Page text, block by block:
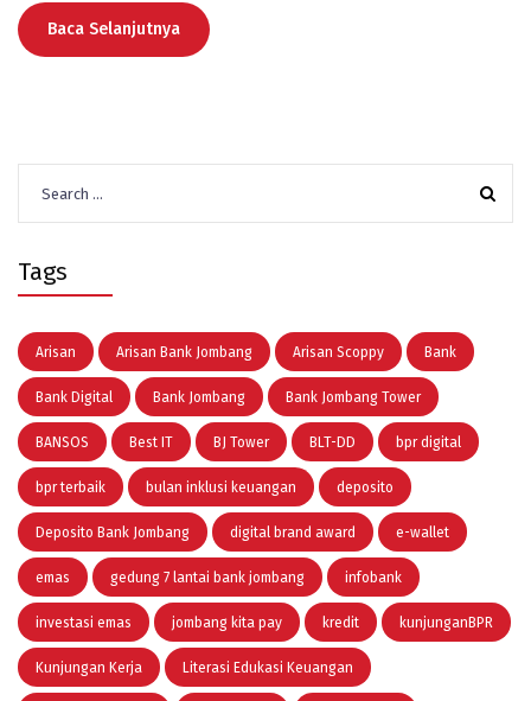
Baca Selanjutnya
for:
Tags
Arisan Arisan Bank Jombang Arisan Scoppy Bank
Bank Digital Bank Jombang Bank Jombang Tower
BANSOS Best IT BJ Tower BLT-DD bpr digital
bpr terbaik bulan inklusi keuangan deposito
Deposito Bank Jombang digital brand award e-wallet
emas gedung 7 lantai bank jombang infobank
investasi emas jombang kita pay kredit kunjunganBPR
Kunjungan Kerja Literasi Edukasi Keuangan